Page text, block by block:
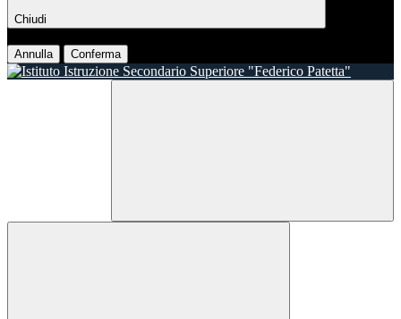
Chiudi
Annulla Conferma